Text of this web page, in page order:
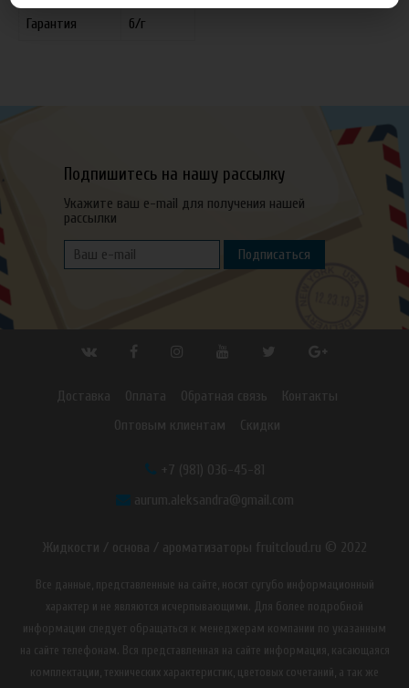
Гарантия
б/г
Подпишитесь на нашу рассылку
Укажите ваш e-mail для получения нашей
рассылки
Подписаться
Доставка Оплата Обратная связь
Контакты
Оптовым клиентам
Скидки
+7 (981) 036-45-81
aurum.aleksandra@gmail.com
Жидкости / основа / ароматизаторы fruitcloud.ru © 2022
Все данные, представленные на сайте, носят сугубо информационный
характер и не являются исчерпывающими. Для более подробной
информации следует обращаться к менеджерам компании по указанным
на сайте телефонам. Вся представленная на сайте информация, касающаяся
комплектации, технических характеристик, цветовых сочетаний, а так же